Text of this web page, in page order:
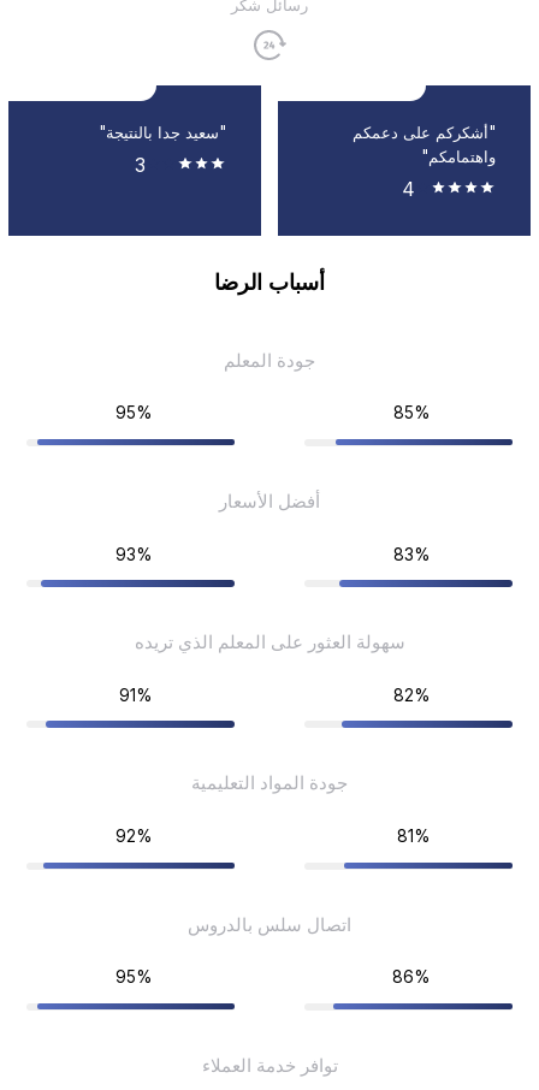
رسائل شكر
"أشكركم على دعمكم
واهتمامكم"
4
"سعيد جدا بالنتيجة"
3
أسباب الرضا
جودة المعلم
85%
95%
أفضل الأسعار
83%
93%
سهولة العثور على المعلم الذي تريده
82%
91%
جودة المواد التعليمية
81%
92%
اتصال سلس بالدروس
86%
95%
توافر خدمة العملاء